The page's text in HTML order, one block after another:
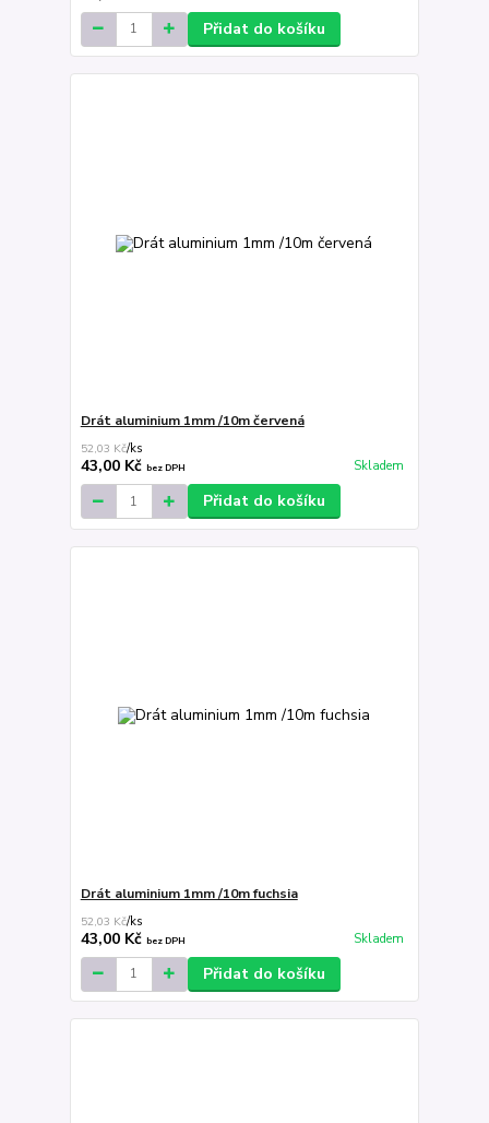
Přidat do košíku
Drát aluminium 1mm /10m červená
52,03 Kč/ks
43,00 Kč bez DPH Skladem
Přidat do košíku
Drát aluminium 1mm /10m fuchsia
52,03 Kč/ks
43,00 Kč bez DPH Skladem
Přidat do košíku